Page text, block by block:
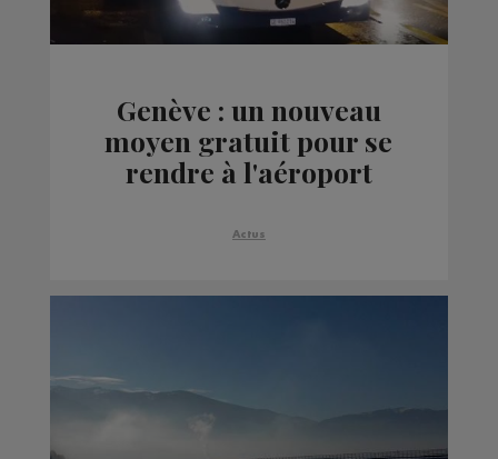
Genève : un nouveau
moyen gratuit pour se
rendre à l'aéroport
Actus